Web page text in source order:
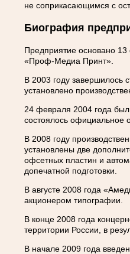
не соприкасающимся с
Биография
Предприятие основано
«Проф-Медиа Принт».
В 2003 году завершилось
установлено
24 февраля 2004 года
состоялось официальное
В 2008 году
установлены две
офсетных пластин и
допечатной подготовки.
В августе 2008 года
акционером типографии.
В конце 2008 года
территории России, в
В начале 2009 года